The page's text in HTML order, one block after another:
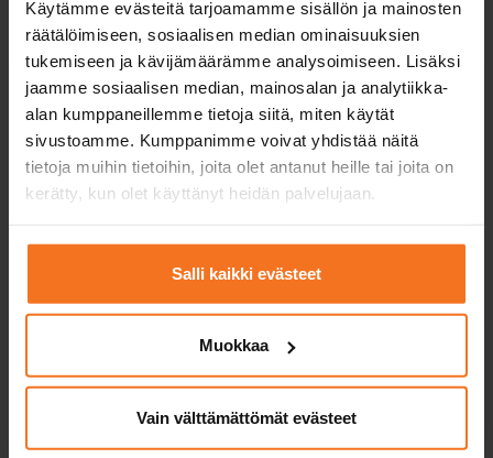
Käytämme evästeitä tarjoamamme sisällön ja mainosten
räätälöimiseen, sosiaalisen median ominaisuuksien
tukemiseen ja kävijämäärämme analysoimiseen. Lisäksi
jaamme sosiaalisen median, mainosalan ja analytiikka-
alan kumppaneillemme tietoja siitä, miten käytät
sivustoamme. Kumppanimme voivat yhdistää näitä
tietoja muihin tietoihin, joita olet antanut heille tai joita on
kerätty, kun olet käyttänyt heidän palvelujaan.
Salli kaikki evästeet
Muokkaa
Vain välttämättömät evästeet
Högklassig
undervisningsutrustning
och trygga motorcyklar och högkvalitativ